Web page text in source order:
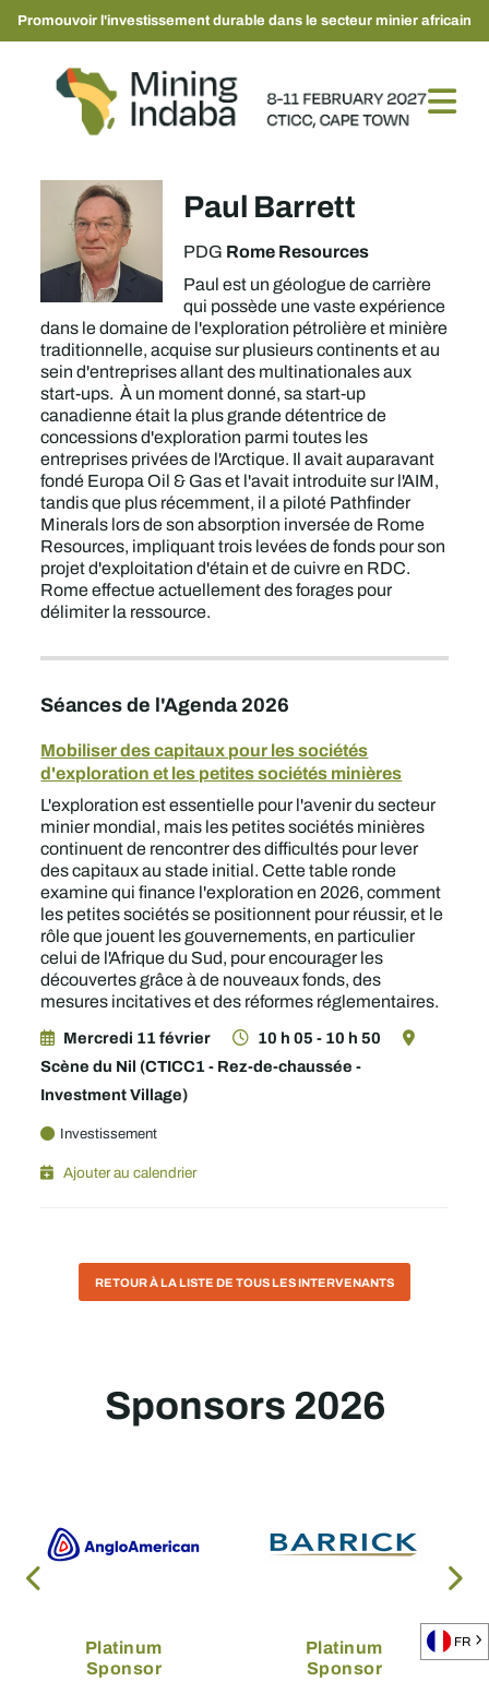
Promouvoir l'investissement durable dans le secteur minier africain
Paul Barrett
PDG Rome Resources
Paul est un géologue de carrière
qui possède une vaste expérience
dans le domaine de l'exploration pétrolière et minière
traditionnelle, acquise sur plusieurs continents et au
sein d'entreprises allant des multinationales aux
start-ups. À un moment donné, sa start-up
canadienne était la plus grande détentrice de
concessions d'exploration parmi toutes les
entreprises privées de l'Arctique. Il avait auparavant
fondé Europa Oil & Gas et l'avait introduite sur l'AIM,
tandis que plus récemment, il a piloté Pathfinder
Minerals lors de son absorption inversée de Rome
Resources, impliquant trois levées de fonds pour son
projet d'exploitation d'étain et de cuivre en RDC.
Rome effectue actuellement des forages pour
délimiter la ressource.
Séances de l'Agenda 2026
Mobiliser des capitaux pour les sociétés
d'exploration et les petites sociétés minières
L'exploration est essentielle pour l'avenir du secteur
minier mondial, mais les petites sociétés minières
continuent de rencontrer des difficultés pour lever
des capitaux au stade initial. Cette table ronde
examine qui finance l'exploration en 2026, comment
les petites sociétés se positionnent pour réussir, et le
rôle que jouent les gouvernements, en particulier
celui de l'Afrique du Sud, pour encourager les
découvertes grâce à de nouveaux fonds, des
mesures incitatives et des réformes réglementaires.
Mercredi 11 février
10 h 05 - 10 h 50
Scène du Nil (CTICC1 - Rez-de-chaussée -
Investment Village)
Investissement
Ajouter au calendrier
RETOUR À LA LISTE DE TOUS LES INTERVENANTS
Sponsors 2026
Platinum
Sponsor
Platinum
Sponsor
FR